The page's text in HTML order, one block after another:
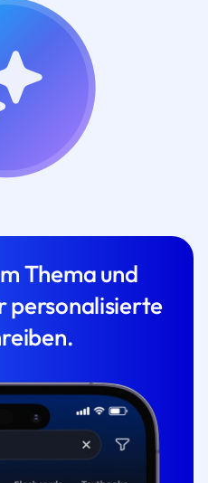
Thema und
personalisierte